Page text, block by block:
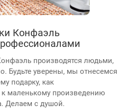
Конфаэль
производятся людьми,
Будьте уверены, мы отнесемся
подарку, как
к маленькому произведению
Делаем с душой.